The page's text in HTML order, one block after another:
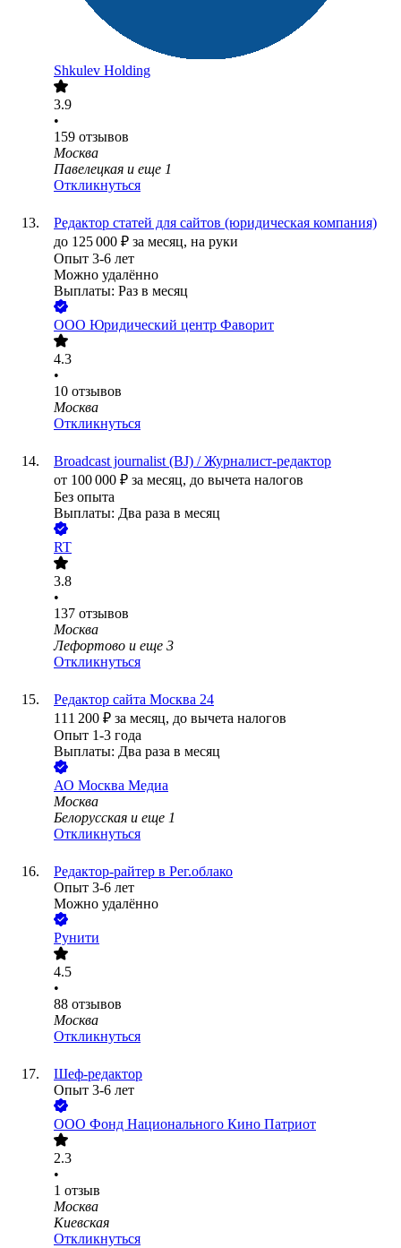
Shkulev Holding
3.9
•
159 отзывов
Москва
Павелецкая и еще 1
Откликнуться
Редактор статей для сайтов (юридическая компания)
до 125 000 ₽ за месяц, на руки
Опыт 3-6 лет
Можно удалённо
Выплаты: Раз в месяц
ООО Юридический центр Фаворит
4.3
•
10 отзывов
Москва
Откликнуться
Broadcast journalist (BJ) / Журналист-редактор
от 100 000 ₽ за месяц, до вычета налогов
Без опыта
Выплаты: Два раза в месяц
RT
3.8
•
137 отзывов
Москва
Лефортово и еще 3
Откликнуться
Редактор сайта Москва 24
111 200 ₽ за месяц, до вычета налогов
Опыт 1-3 года
Выплаты: Два раза в месяц
АО Москва Медиа
Москва
Белорусская и еще 1
Откликнуться
Редактор-райтер в Рег.облако
Опыт 3-6 лет
Можно удалённо
Рунити
4.5
•
88 отзывов
Москва
Откликнуться
Шеф-редактор
Опыт 3-6 лет
ООО Фонд Национального Кино Патриот
2.3
•
1 отзыв
Москва
Киевская
Откликнуться